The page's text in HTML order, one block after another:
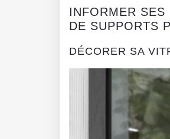
INFORMER SES
DE SUPPORTS
DÉCORER SA